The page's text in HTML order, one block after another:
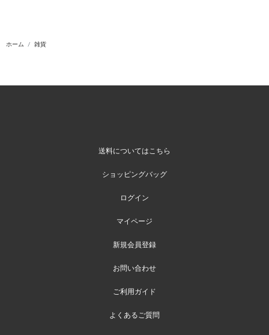
ホーム 雑貨
送料についてはこちら
ショッピングバッグ
ログイン
マイページ
新規会員登録
お問い合わせ
ご利用ガイド
よくあるご質問